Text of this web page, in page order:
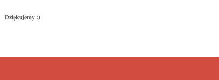
Dziękujemy :)